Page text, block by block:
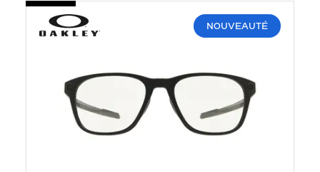
NOUVEAUTÉ